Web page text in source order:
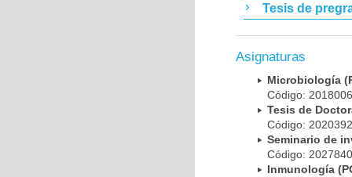
Tesis de
Asignaturas
Microbiología
Código:
Tesis de
Código:
Seminario de
Código:
Inmunología